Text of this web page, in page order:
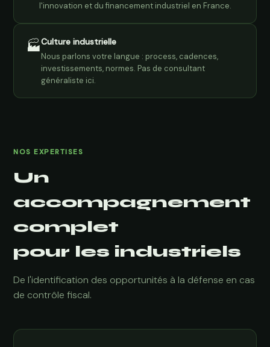
l'innovation et du financement industriel en France.
🏭Culture industrielle
Nous parlons votre langue : process, cadences,
investissements, normes. Pas de consultant
généraliste ici.
NOS EXPERTISES
Un
accompagnement
complet
pour les industriels
De l'identification des opportunités à la défense en cas
de contrôle fiscal.